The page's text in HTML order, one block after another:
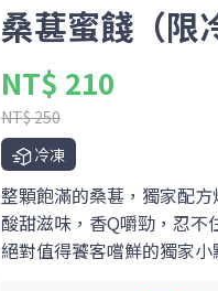
桑葚蜜餞（限
NT$ 210
NT$ 250
冷凍
整顆飽滿的桑葚，獨家配方
酸甜滋味，香Q嚼勁，忍不
絕對值得饕客嚐鮮的獨家小